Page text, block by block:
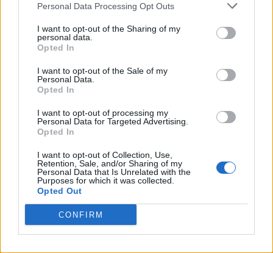
Personal Data Processing Opt Outs
I want to opt-out of the Sharing of my
personal data.
Opted In
I want to opt-out of the Sale of my
Personal Data.
Opted In
I want to opt-out of processing my
Personal Data for Targeted Advertising.
Opted In
I want to opt-out of Collection, Use,
Retention, Sale, and/or Sharing of my
Personal Data that Is Unrelated with the
Purposes for which it was collected.
Opted Out
CONFIRM
Altul
Arhiva sondajelor
ad